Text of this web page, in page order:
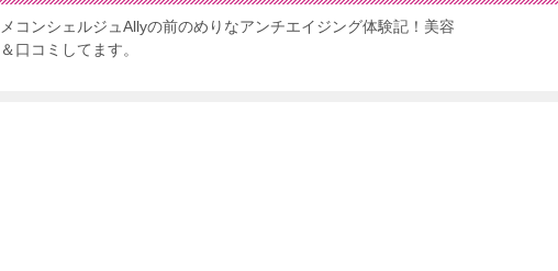
コンシェルジュAllyの前のめりなアンチエイジング体験記！美容
口コミしてます。